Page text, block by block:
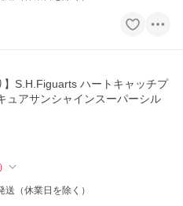
】S.H.Figuarts ハートキャッチプ
ュアサンシャインスーパーシル
（休業日を除く）